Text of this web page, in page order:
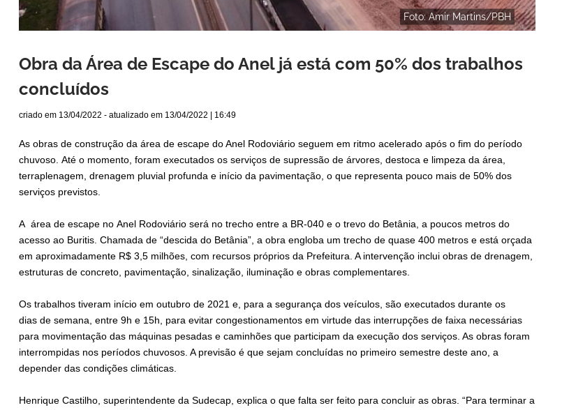
Foto: Amir Martins/PBH
Obra da Área de Escape do Anel já está com 50% dos trabalhos
concluídos
criado em 13/04/2022 - atualizado em 13/04/2022 | 16:49
As obras de construção da área de escape do Anel Rodoviário seguem em ritmo acelerado após o fim do período
chuvoso. Até o momento, foram executados os serviços de supressão de árvores, destoca e limpeza da área,
terraplenagem, drenagem pluvial profunda e início da pavimentação, o que representa pouco mais de 50% dos
serviços previstos.
A área de escape no Anel Rodoviário será no trecho entre a BR-040 e o trevo do Betânia, a poucos metros do
acesso ao Buritis. Chamada de “descida do Betânia”, a obra engloba um trecho de quase 400 metros e está orçada
em aproximadamente R$ 3,5 milhões, com recursos próprios da Prefeitura. A intervenção inclui obras de drenagem,
estruturas de concreto, pavimentação, sinalização, iluminação e obras complementares.
Os trabalhos tiveram início em outubro de 2021 e, para a segurança dos veículos, são executados durante os
dias de semana, entre 9h e 15h, para evitar congestionamentos em virtude das interrupções de faixa necessárias
para movimentação das máquinas pesadas e caminhões que participam da execução dos serviços. As obras foram
interrompidas nos períodos chuvosos. A previsão é que sejam concluídas no primeiro semestre deste ano, a
depender das condições climáticas.
Henrique Castilho, superintendente da Sudecap, explica o que falta ser feito para concluir as obras. “Para terminar a